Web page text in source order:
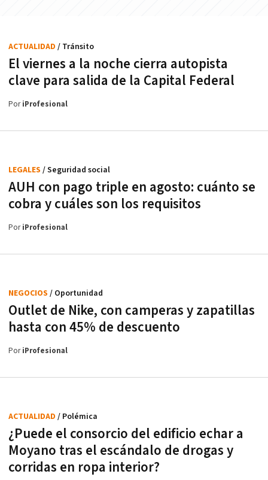
El viernes a la noche cierra autopista
clave para salida de la Capital Federal
ACTUALIDAD / Tránsito
PoriProfesional
AUH con pago triple en agosto: cuánto se
cobra y cuáles son los requisitos
LEGALES / Seguridad social
PoriProfesional
Outlet de Nike, con camperas y zapatillas
hasta con 45% de descuento
NEGOCIOS / Oportunidad
PoriProfesional
¿Puede el consorcio del edificio echar a
Moyano tras el escándalo de drogas y
corridas en ropa interior?
ACTUALIDAD / Polémica